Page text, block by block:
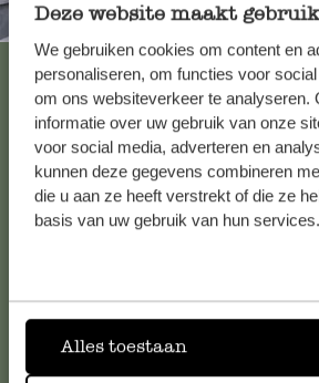
Deze website maakt
We gebruiken cookies om content en
personaliseren, om functies voor
om ons websiteverkeer te analyseren.
informatie over uw gebruik van onze
voor social media, adverteren en
kunnen deze gegevens combineren
die u aan ze heeft verstrekt of die ze
basis van uw gebruik van hun services.
Alles toestaan
Immer in der Nähe
Alle 62 Geschäfte anzeigen
Kundenservice/
Falls Sie Fragen haben oder Tipps und
kundenservice@dille-kamille.de